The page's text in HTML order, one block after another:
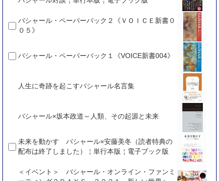
バシャール・ペーパーバック２《ＶＯＩＣＥ新書０
０５》
バシャール・ペーパーバック１《VOICE新書004》
人生に奇跡を起こすバシャール名言集
バシャール×坂本政道～人類、その起源と未来
未来を動かす バシャール×安藤美冬（読者特典の
配布は終了しました）￤単行本版￤電子ブック版
＜イベント＞ バシャール・オンライン・ファンミ